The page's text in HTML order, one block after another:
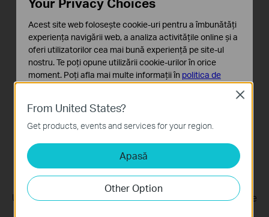
Neighboring AP
Survey Visualization
Remote Firmware
Batch Update
Multi-Role
Account
Test
Aginet Config
Use Aginet Config to deploy ISP-customized config as the
From United States?
Get products, events and services for your region.
Apasă
Other Option
Close
Acest site web folosește cookie-uri pentru a îmbunătăți
experiența navigării web, a analiza activitățile online și a
oferi utilizatorilor cea mai bună experiență pe site-ul
nostru. Te poți opune utilizării cookie-urilor în orice
moment. Poți afla mai multe informații în politica de
Cookie-uri de bază
Aceste cookie-uri sunt necesare pentru funcționarea
site-ului web și nu pot fi dezactivate în sistemele tale
Cookie-uri de analiză și marketing
Cookie-urile de analiză ne permit să analizăm activitățile
tale de pe site-ul nostru web a îmbunătăți și ajusta
funcționalitatea site-ului.